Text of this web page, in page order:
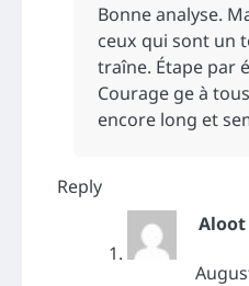
Bonne analyse.
ceux qui sont un
traîne. Étape par
Courage ge à
encore long et
Reply
Aloot